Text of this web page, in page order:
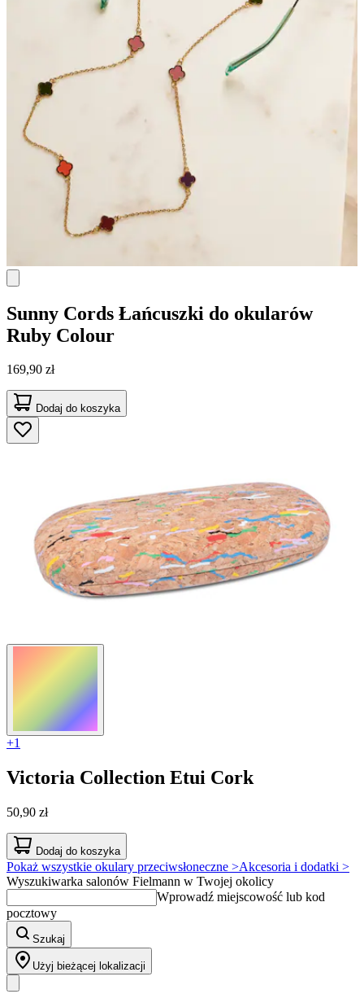
Sunny Cords Łańcuszki do okularów
Ruby Colour
169,90 zł
Dodaj do koszyka
+1
Victoria Collection Etui Cork
50,90 zł
Dodaj do koszyka
Pokaż wszystkie okulary przeciwsłoneczne >Akcesoria i dodatki >
Wyszukiwarka salonów Fielmann w Twojej okolicy
Wprowadź miejscowość lub kod
pocztowy
Szukaj
Użyj bieżącej lokalizacji